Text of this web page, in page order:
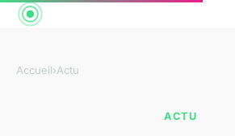
Accueil›Actu
ACTU